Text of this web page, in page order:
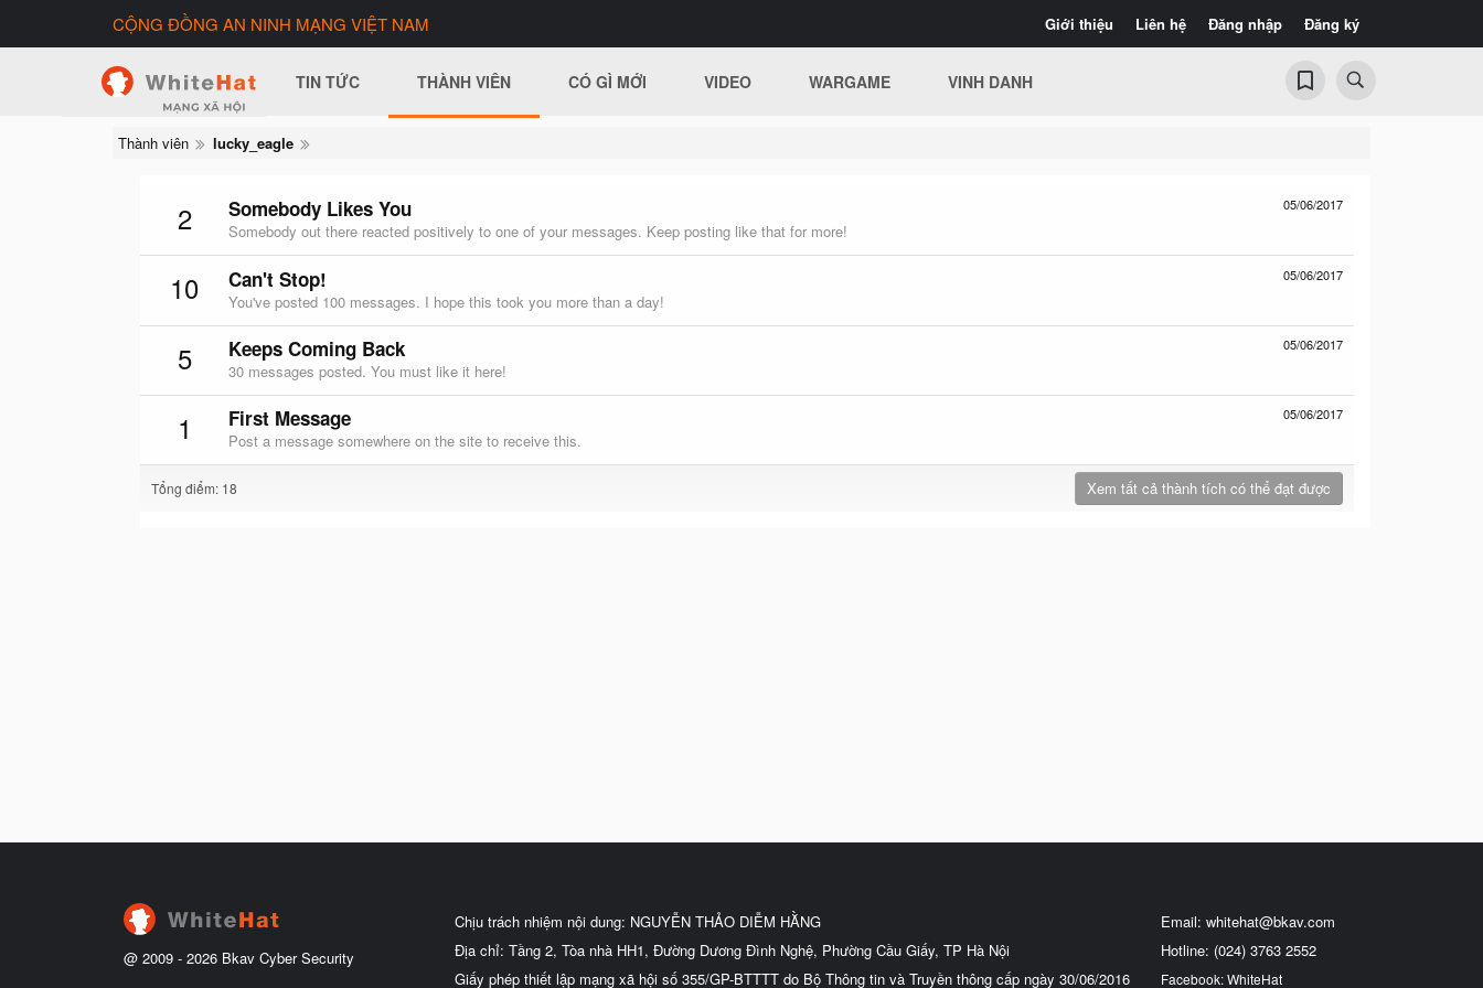
Giới thiệu Liên hệ Đăng nhập Đăng ký
CỘNG ĐỒNG AN NINH MẠNG VIỆT NAM
TIN TỨC THÀNH VIÊN CÓ GÌ MỚI VIDEO WARGAME VINH DANH
Thành viên lucky_eagle
2 05/06/2017
Somebody Likes You
Somebody out there reacted positively to one of your messages. Keep posting like that for more!
10 05/06/2017
Can't Stop!
You've posted 100 messages. I hope this took you more than a day!
5 05/06/2017
Keeps Coming Back
30 messages posted. You must like it here!
1 05/06/2017
First Message
Post a message somewhere on the site to receive this.
Tổng điểm: 18 Xem tất cả thành tích có thể đạt được
@ 2009 - 2026 Bkav Cyber Security
Chịu trách nhiệm nội dung: NGUYỄN THẢO DIỄM HẰNG
Địa chỉ: Tầng 2, Tòa nhà HH1, Đường Dương Đình Nghệ, Phường Cầu Giấy, TP Hà Nội
Giấy phép thiết lập mạng xã hội số 355/GP-BTTTT do Bộ Thông tin và Truyền thông cấp ngày 30/06/2016
Email: whitehat@bkav.com
Hotline: (024) 3763 2552
Facebook: WhiteHat